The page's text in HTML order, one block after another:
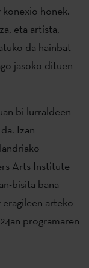
honek.
eta artista,
da hainbat
jasoko dituen
bi lurraldeen
Izan
Arts Institute-
bisita bana
arteko
programaren